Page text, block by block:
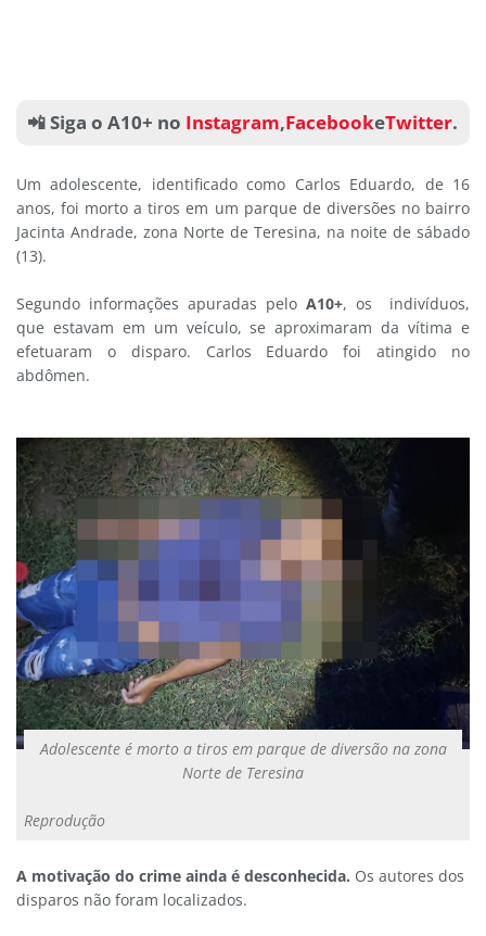
📲 Siga o A10+ no Instagram,FacebookeTwitter.
Um adolescente, identificado como Carlos Eduardo, de 16
anos, foi morto a tiros em um parque de diversões no bairro
Jacinta Andrade, zona Norte de Teresina, na noite de sábado
(13).
Segundo informações apuradas pelo A10+, os indivíduos,
que estavam em um veículo, se aproximaram da vítima e
efetuaram o disparo. Carlos Eduardo foi atingido no
abdômen.
Adolescente é morto a tiros em parque de diversão na zona
Norte de Teresina
Reprodução
A motivação do crime ainda é desconhecida. Os autores dos
disparos não foram localizados.